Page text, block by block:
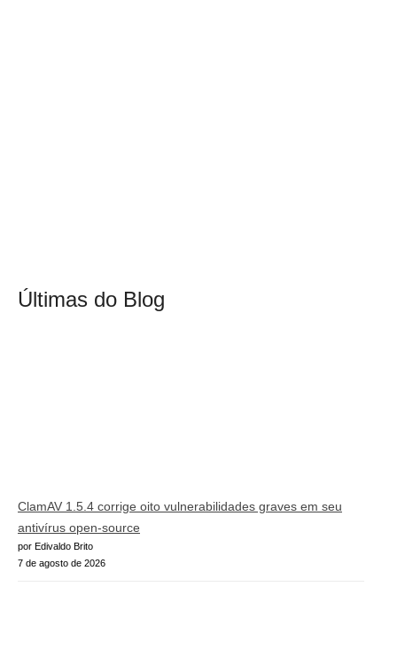
Últimas do Blog
ClamAV 1.5.4 corrige oito vulnerabilidades graves em seu
antivírus open-source
por Edivaldo Brito
7 de agosto de 2026